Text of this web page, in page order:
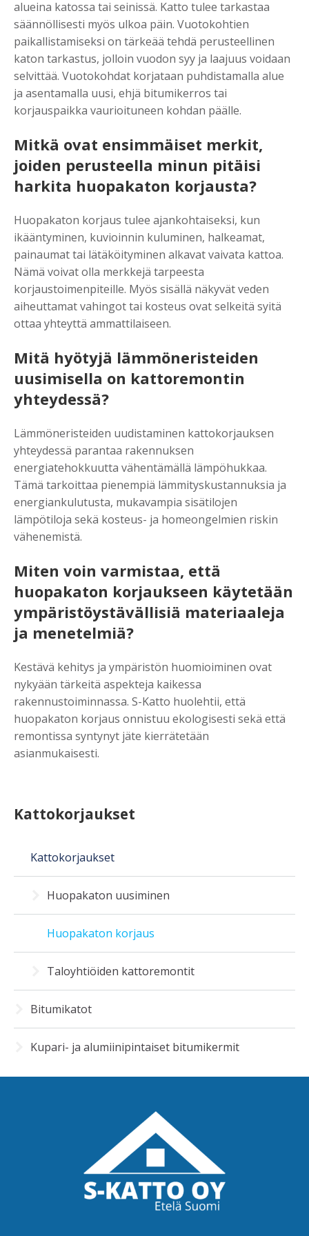
alueina katossa tai seinissä. Katto tulee tarkastaa
säännöllisesti myös ulkoa päin. Vuotokohtien
paikallistamiseksi on tärkeää tehdä perusteellinen
katon tarkastus, jolloin vuodon syy ja laajuus voidaan
selvittää. Vuotokohdat korjataan puhdistamalla alue
ja asentamalla uusi, ehjä bitumikerros tai
korjauspaikka vaurioituneen kohdan päälle.
Mitkä ovat ensimmäiset merkit,
joiden perusteella minun pitäisi
harkita huopakaton korjausta?
Huopakaton korjaus tulee ajankohtaiseksi, kun
ikääntyminen, kuvioinnin kuluminen, halkeamat,
painaumat tai lätäköityminen alkavat vaivata kattoa.
Nämä voivat olla merkkejä tarpeesta
korjaustoimenpiteille. Myös sisällä näkyvät veden
aiheuttamat vahingot tai kosteus ovat selkeitä syitä
ottaa yhteyttä ammattilaiseen.
Mitä hyötyjä lämmöneristeiden
uusimisella on kattoremontin
yhteydessä?
Lämmöneristeiden uudistaminen kattokorjauksen
yhteydessä parantaa rakennuksen
energiatehokkuutta vähentämällä lämpöhukkaa.
Tämä tarkoittaa pienempiä lämmityskustannuksia ja
energiankulutusta, mukavampia sisätilojen
lämpötiloja sekä kosteus- ja homeongelmien riskin
vähenemistä.
Miten voin varmistaa, että
huopakaton korjaukseen käytetään
ympäristöystävällisiä materiaaleja
ja menetelmiä?
Kestävä kehitys ja ympäristön huomioiminen ovat
nykyään tärkeitä aspekteja kaikessa
rakennustoiminnassa. S-Katto huolehtii, että
huopakaton korjaus onnistuu ekologisesti sekä että
remontissa syntynyt jäte kierrätetään
asianmukaisesti.
Kattokorjaukset
Kattokorjaukset
Huopakaton uusiminen
Huopakaton korjaus
Taloyhtiöiden kattoremontit
Bitumikatot
Kupari- ja alumiinipintaiset bitumikermit